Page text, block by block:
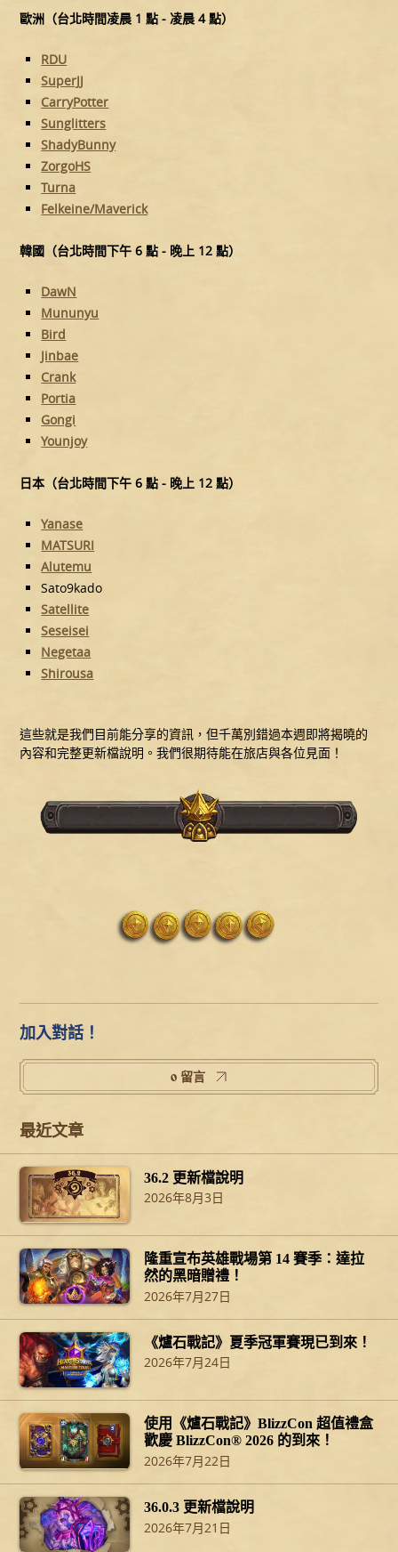
歐洲（台北時間凌晨 1 點 - 凌晨 4 點）
RDU
SuperJJ
CarryPotter
Sunglitters
ShadyBunny
ZorgoHS
Turna
Felkeine/Maverick
韓國（台北時間下午 6 點 - 晚上 12 點）
DawN
Mununyu
Bird
Jinbae
Crank
Portia
Gongi
Younjoy
日本（台北時間下午 6 點 - 晚上 12 點）
Yanase
MATSURI
Alutemu
Sato9kado
Satellite
Seseisei
Negetaa
Shirousa​
這些就是我們目前能分享的資訊，但千萬別錯過本週即將揭曉的
內容和完整更新檔說明。我們很期待能在旅店與各位見面！
加入對話！
0 留言
最近文章
36.2 更新檔說明
2026年8月3日
隆重宣布英雄戰場第 14 賽季：達拉
然的黑暗贈禮！
2026年7月27日
《爐石戰記》夏季冠軍賽現已到來！
2026年7月24日
使用《爐石戰記》BlizzCon 超值禮盒
歡慶 BlizzCon® 2026 的到來！
2026年7月22日
36.0.3 更新檔說明
2026年7月21日